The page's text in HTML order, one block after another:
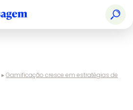
▸Gamificação cresce em estratégias de